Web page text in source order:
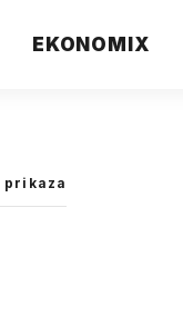
EKONOMIX
prikaza